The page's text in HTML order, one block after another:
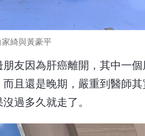
家綺與黃豪平
友因為肝癌離開，其中一
且還是晚期，嚴重到醫師
過多久就走了。